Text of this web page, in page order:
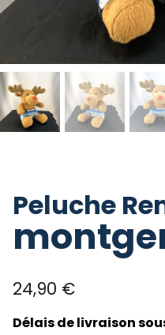
Peluche
24,90 €
Délais de livraison